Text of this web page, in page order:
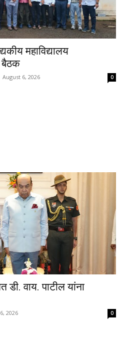
महाविद्यालय
बैठक
August 6, 2026 0
डी. वाय. पाटील यांना
2026 0